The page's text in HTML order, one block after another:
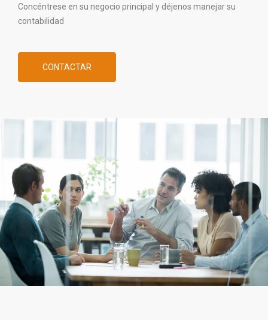
Concéntrese en su negocio principal y déjenos manejar su
contabilidad
CONTACTAR